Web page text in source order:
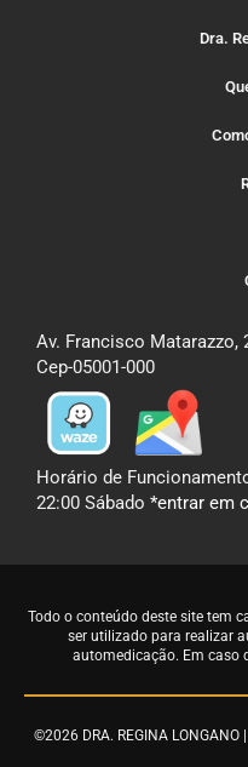
Dra.
Av. Francisco Matarazzo,
Cep-05001-000
Horário de
22:00 Sábado *entrar em
Todo o conteúdo deste site tem
ser utilizado para realizar
automedicação. Em caso
©2026 DRA. REGINA